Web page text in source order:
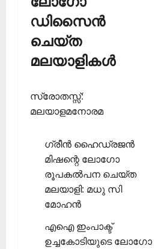
ഡിസൈന്‍
ചെയ്ത
മലയാളികള്‍
സ്രോതസ്സ്:
മലയാളമനോരമ
ഗ്രീന്‍ ഹൈഡ്രജന്‍
മിഷന്റെ ലോഗോ
രൂപകല്‍പന ചെയ്ത
മലയാളി: മധു സി
മോഹന്‍
എഐ ഇംപാക്ട്
ഉച്ചകോടിയുടെ ലോഗോ